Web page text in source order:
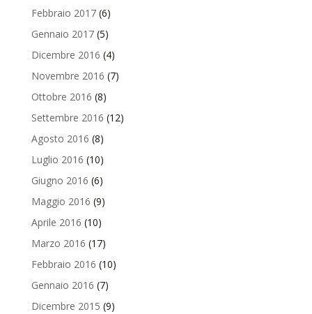
Febbraio 2017(6)
Gennaio 2017(5)
Dicembre 2016 (4)
Novembre 2016 (7)
Ottobre 2016 (8)
Settembre 2016 (12)
Agosto 2016 (8)
Luglio 2016 (10)
Giugno 2016 (6)
Maggio 2016 (9)
Aprile 2016 (10)
Marzo 2016 (17)
Febbraio 2016 (10)
Gennaio 2016 (7)
Dicembre 2015 (9)